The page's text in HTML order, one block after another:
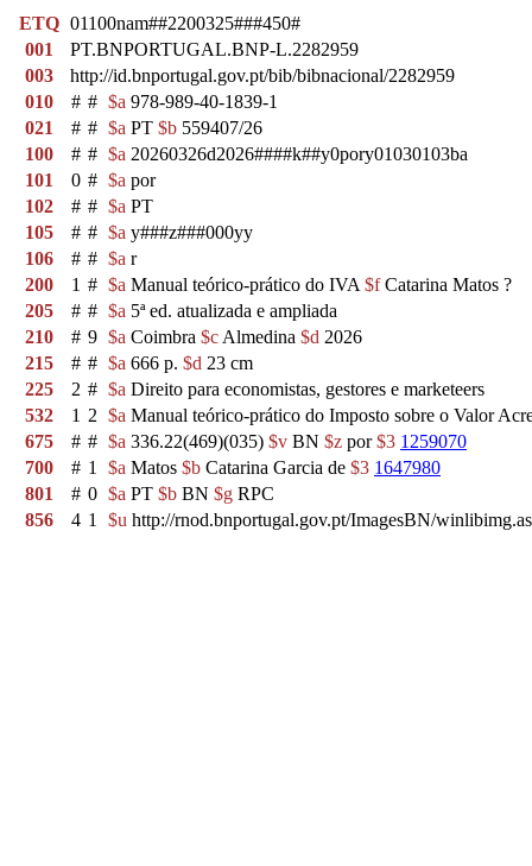
ETQ 01100nam##2200325###450#
001
PT.BNPORTUGAL.BNP-L.2282959
003
http://id.bnportugal.gov.pt/bib/bibnacional/2282959
010
# # $a 978-989-40-1839-1
021
# # $a PT $b 559407/26
100
# # $a 20260326d2026####k##y0pory01030103ba
101
0 # $a por
102
# # $a PT
105
# # $a y###z###000yy
106
# # $a r
200
1 # $a Manual teórico-prático do IVA $fCatarina Matos ?
205
# # $a 5ª ed. atualizada e ampliada
210
# 9 $a Coimbra $c Almedina $d 2026
215
# # $a 666 p. $d 23 cm
225
2 # $a Direito para economistas, gestores e marketeers
532
1 2 $a Manual teórico-prático do Imposto sobre o Valor
675
# # $a 336.22(469)(035) $v BN $z por$3 1259070
700
# 1 $a Matos $b Catarina Garcia de $3 1647980
801
# 0 $a PT $b BN $g RPC
856
4 1 $u http://rnod.bnportugal.gov.pt/ImagesBN/